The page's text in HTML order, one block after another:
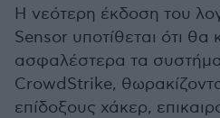
Η νεότερη έκδοση του
Sensor υποτίθεται ότι θα
ασφαλέστερα τα
CrowdStrike,
επίδοξους χάκερ,